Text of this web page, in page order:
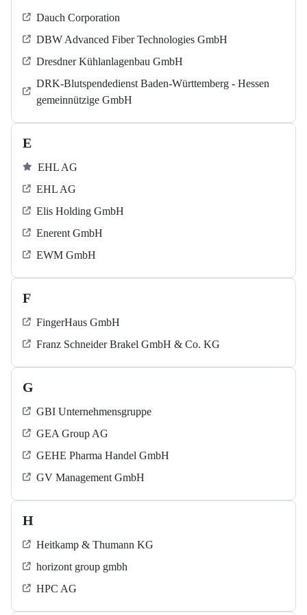
Dauch Corporation
DBW Advanced Fiber Technologies GmbH
Dresdner Kühlanlagenbau GmbH
DRK-Blutspendedienst Baden-Württemberg - Hessen
gemeinnützige GmbH
E
EHL AG
EHL AG
Elis Holding GmbH
Enerent GmbH
EWM GmbH
F
FingerHaus GmbH
Franz Schneider Brakel GmbH & Co. KG
G
GBI Unternehmensgruppe
GEA Group AG
GEHE Pharma Handel GmbH
GV Management GmbH
H
Heitkamp & Thumann KG
horizont group gmbh
HPC AG